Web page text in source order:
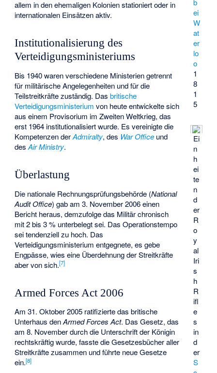
b
ei
W
at
er
lo
o
1
8
1
5
Ei
n
h
ei
te
n
d
er
R
o
y
al
Iri
s
h
R
ifl
e
s
in
d
er
S
allem in den ehemaligen Kolonien stationiert oder in
internationalen Einsätzen aktiv.
Institutionalisierung des
Verteidigungsministeriums
Bis 1940 waren verschiedene Ministerien getrennt
für militärische Angelegenheiten und für die
Teilstreitkräfte zuständig. Dasbritische
Verteidigungsministerium von heute entwickelte sich
aus einem Provisorium im Zweiten Weltkrieg, das
erst 1964 institutionalisiert wurde. Es vereinigte die
Kompetenzen derAdmiralty, des War Office und
desAir Ministry.
Überlastung
Die nationale Rechnungsprüfungsbehörde (National
Audit Office) gab am 3. November 2006 einen
Bericht heraus, demzufolge das Militär chronisch
mit 2 bis 3 % unterbelegt sei. Das Operationstempo
sei tendenziell zu hoch. Das
Verteidigungsministerium entgegnete, es gebe
Engpässe, wies eine Überdehnung der Streitkräfte
aber von sich.[7]
Armed Forces Act 2006
Am 31. Oktober 2005 ratifizierte das britische
Unterhaus denArmed Forces Act. Das Gesetz, das
am 8. November durch die Unterschrift der Königin
rechtskräftig wurde, fasste die Gesetzesbücher aller
Streitkräfte zusammen und führte neue Gesetze
ein.[8]